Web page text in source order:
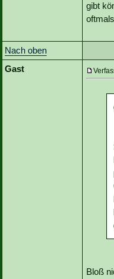
gibt
Nach oben
Gast
Bloß